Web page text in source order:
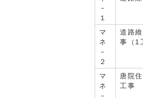
－
１
マ
ネ
－
２
道路
事（1
マ
ネ
－
唐院
工事